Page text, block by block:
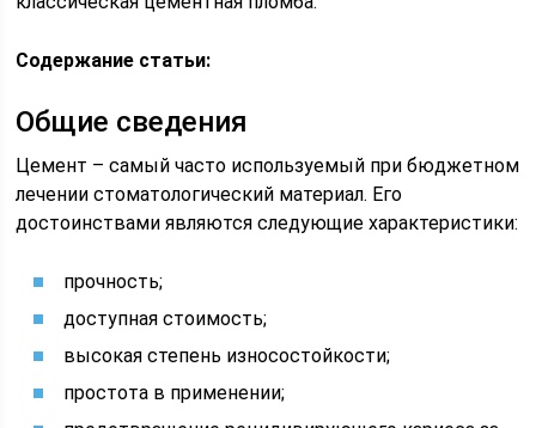
Содержание статьи:
Общие сведения
Цемент – самый часто используемый при бюджетном
лечении стоматологический материал. Его
достоинствами являются следующие характеристики:
прочность;
доступная стоимость;
высокая степень износостойкости;
простота в применении;